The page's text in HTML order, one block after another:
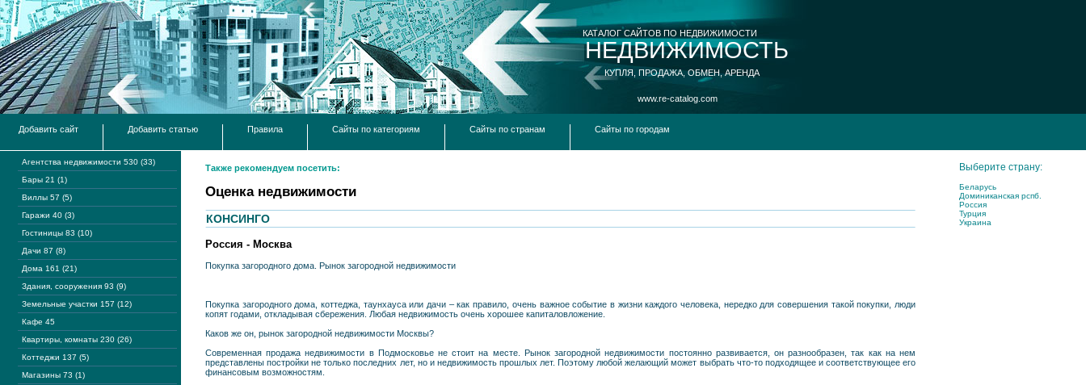
КАТАЛОГ САЙТОВ ПО НЕДВИЖИМОСТИ
НЕДВИЖИМОСТЬ
КУПЛЯ, ПРОДАЖА, ОБМЕН, АРЕНДА
www.re-catalog.com
Добавить сайт Добавить статью Правила Сайты по категориям Сайты по странам Сайты по городам
Агентства недвижимости 530 (33)
Бары 21 (1)
Виллы 57 (5)
Гаражи 40 (3)
Гостиницы 83 (10)
Дачи 87 (8)
Дома 161 (21)
Здания, сооружения 93 (9)
Земельные участки 157 (12)
Кафе 45
Квартиры, комнаты 230 (26)
Коттеджи 137 (5)
Магазины 73 (1)
Также рекомендуем посетить:
Оценка недвижимости
КОНСИНГО
Россия - Москва
Покупка загородного дома. Рынок загородной недвижимости
Покупка загородного дома, коттеджа, таунхауса или дачи – как правило, очень важное событие в жизни каждого человека, нередко для совершения такой покупки, люди
копят годами, откладывая сбережения. Любая недвижимость очень хорошее капиталовложение.
Каков же он, рынок загородной недвижимости Москвы?
Современная продажа недвижимости в Подмосковье не стоит на месте. Рынок загородной недвижимости постоянно развивается, он разнообразен, так как на нем
представлены постройки не только последних лет, но и недвижимость прошлых лет. Поэтому любой желающий может выбрать что-то подходящее и соответствующее его
финансовым возможностям.
Выберите страну:
Беларусь
Доминиканская рспб.
Россия
Турция
Украина